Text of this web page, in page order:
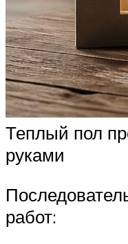
Теплый пол
руками
работ: